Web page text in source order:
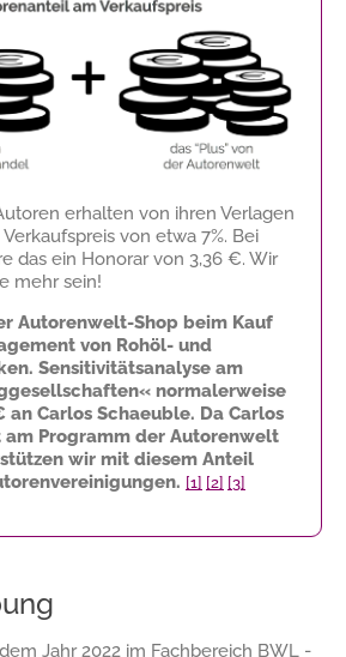
erhalten von ihren Verlagen
von etwa 7%. Bei
das ein Honorar von 3,36 €. Wir
mehr sein!
Autorenwelt-Shop beim Kauf
von Rohöl- und
Sensitivitätsanalyse am
normalerweise
an Carlos Schaeuble. Da Carlos
Programm der Autorenwelt
wir mit diesem Anteil
[1] [2] [3]
Jahr 2022 im Fachbereich BWL -